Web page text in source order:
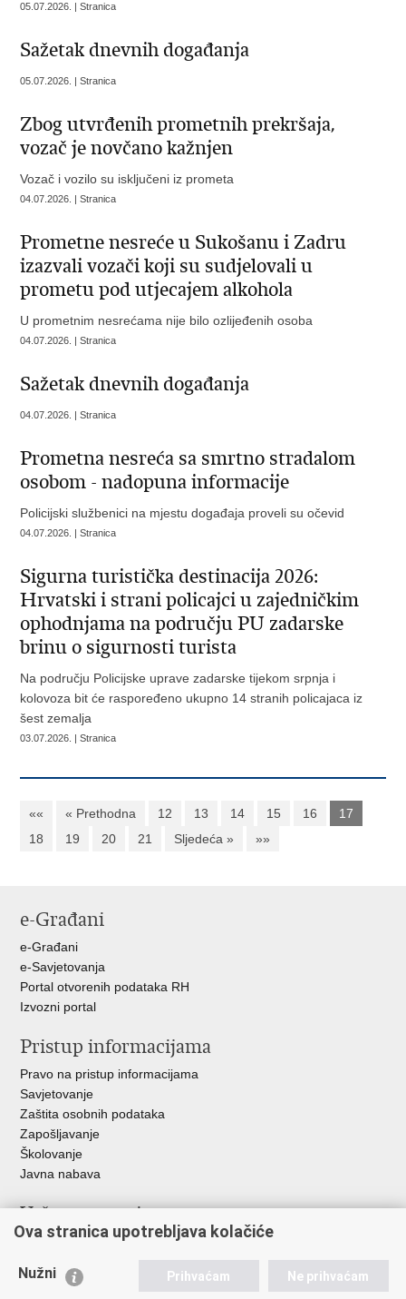
05.07.2026. | Stranica
Sažetak dnevnih događanja
05.07.2026. | Stranica
Zbog utvrđenih prometnih prekršaja,
vozač je novčano kažnjen
Vozač i vozilo su isključeni iz prometa
04.07.2026. | Stranica
Prometne nesreće u Sukošanu i Zadru
izazvali vozači koji su sudjelovali u
prometu pod utjecajem alkohola
U prometnim nesrećama nije bilo ozlijeđenih osoba
04.07.2026. | Stranica
Sažetak dnevnih događanja
04.07.2026. | Stranica
Prometna nesreća sa smrtno stradalom
osobom - nadopuna informacije
Policijski službenici na mjestu događaja proveli su očevid
04.07.2026. | Stranica
Sigurna turistička destinacija 2026:
Hrvatski i strani policajci u zajedničkim
ophodnjama na području PU zadarske
brinu o sigurnosti turista
Na području Policijske uprave zadarske tijekom srpnja i
kolovoza bit će raspoređeno ukupno 14 stranih policajaca iz
šest zemalja
03.07.2026. | Stranica
«« « Prethodna 12 13 14 15 16
17
18
19 20 21 Sljedeća » »»
e-Građani
e-Građani
e-Savjetovanja
Portal otvorenih podataka RH
Izvozni portal
Pristup informacijama
Pravo na pristup informacijama
Savjetovanje
Zaštita osobnih podataka
Zapošljavanje
Školovanje
Javna nabava
Važne poveznice
Ministarstvo unutarnjih poslova
Udruge
Ova stranica upotrebljava kolačiće
Nužni Prihvaćam Ne prihvaćam